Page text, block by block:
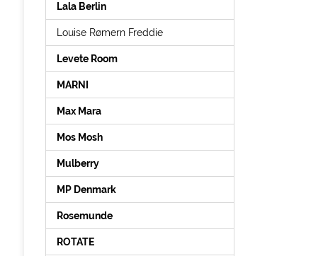
Lala Berlin
Louise Rømern Freddie
Levete Room
MARNI
Max Mara
Mos Mosh
Mulberry
MP Denmark
Rosemunde
ROTATE